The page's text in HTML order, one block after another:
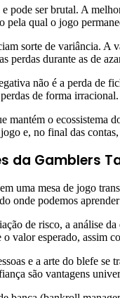
pode ser brutal. A
pela qual o jogo
sorte de variância. A
perdas durante as de
não é a perda de
de forma
mantém o ecossistema
e, no final das
da Gamblers
uma mesa de jogo
onde podemos
de risco, a análise
valor esperado, assim
e a arte do blefe se
são vantagens